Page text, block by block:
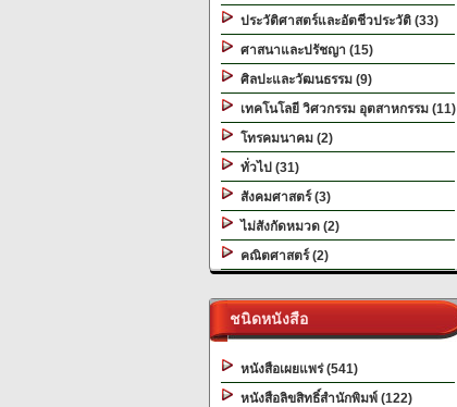
ประวัติศาสตร์และอัตชีวประวัติ (33)
ศาสนาและปรัชญา (15)
ศิลปะและวัฒนธรรม (9)
เทคโนโลยี วิศวกรรม อุตสาหกรรม (11)
โทรคมนาคม (2)
ทั่วไป (31)
สังคมศาสตร์ (3)
ไม่สังกัดหมวด (2)
คณิตศาสตร์ (2)
ชนิดหนังสือ
หนังสือเผยแพร่ (541)
หนังสือลิขสิทธิ์สำนักพิมพ์ (122)